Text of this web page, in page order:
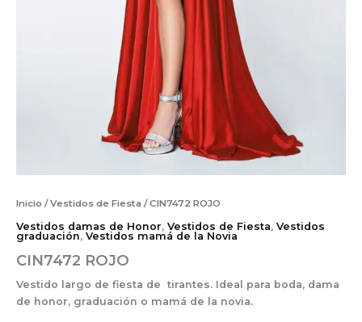
Inicio /Vestidos de Fiesta / CIN7472 ROJO
Vestidos damas de Honor, Vestidos de Fiesta, Vestidos
graduación, Vestidos mamá de la Novia
CIN7472 ROJO
Vestido largo de fiesta de tirantes. Ideal para boda, dama
de honor, graduación o mamá de la novia.